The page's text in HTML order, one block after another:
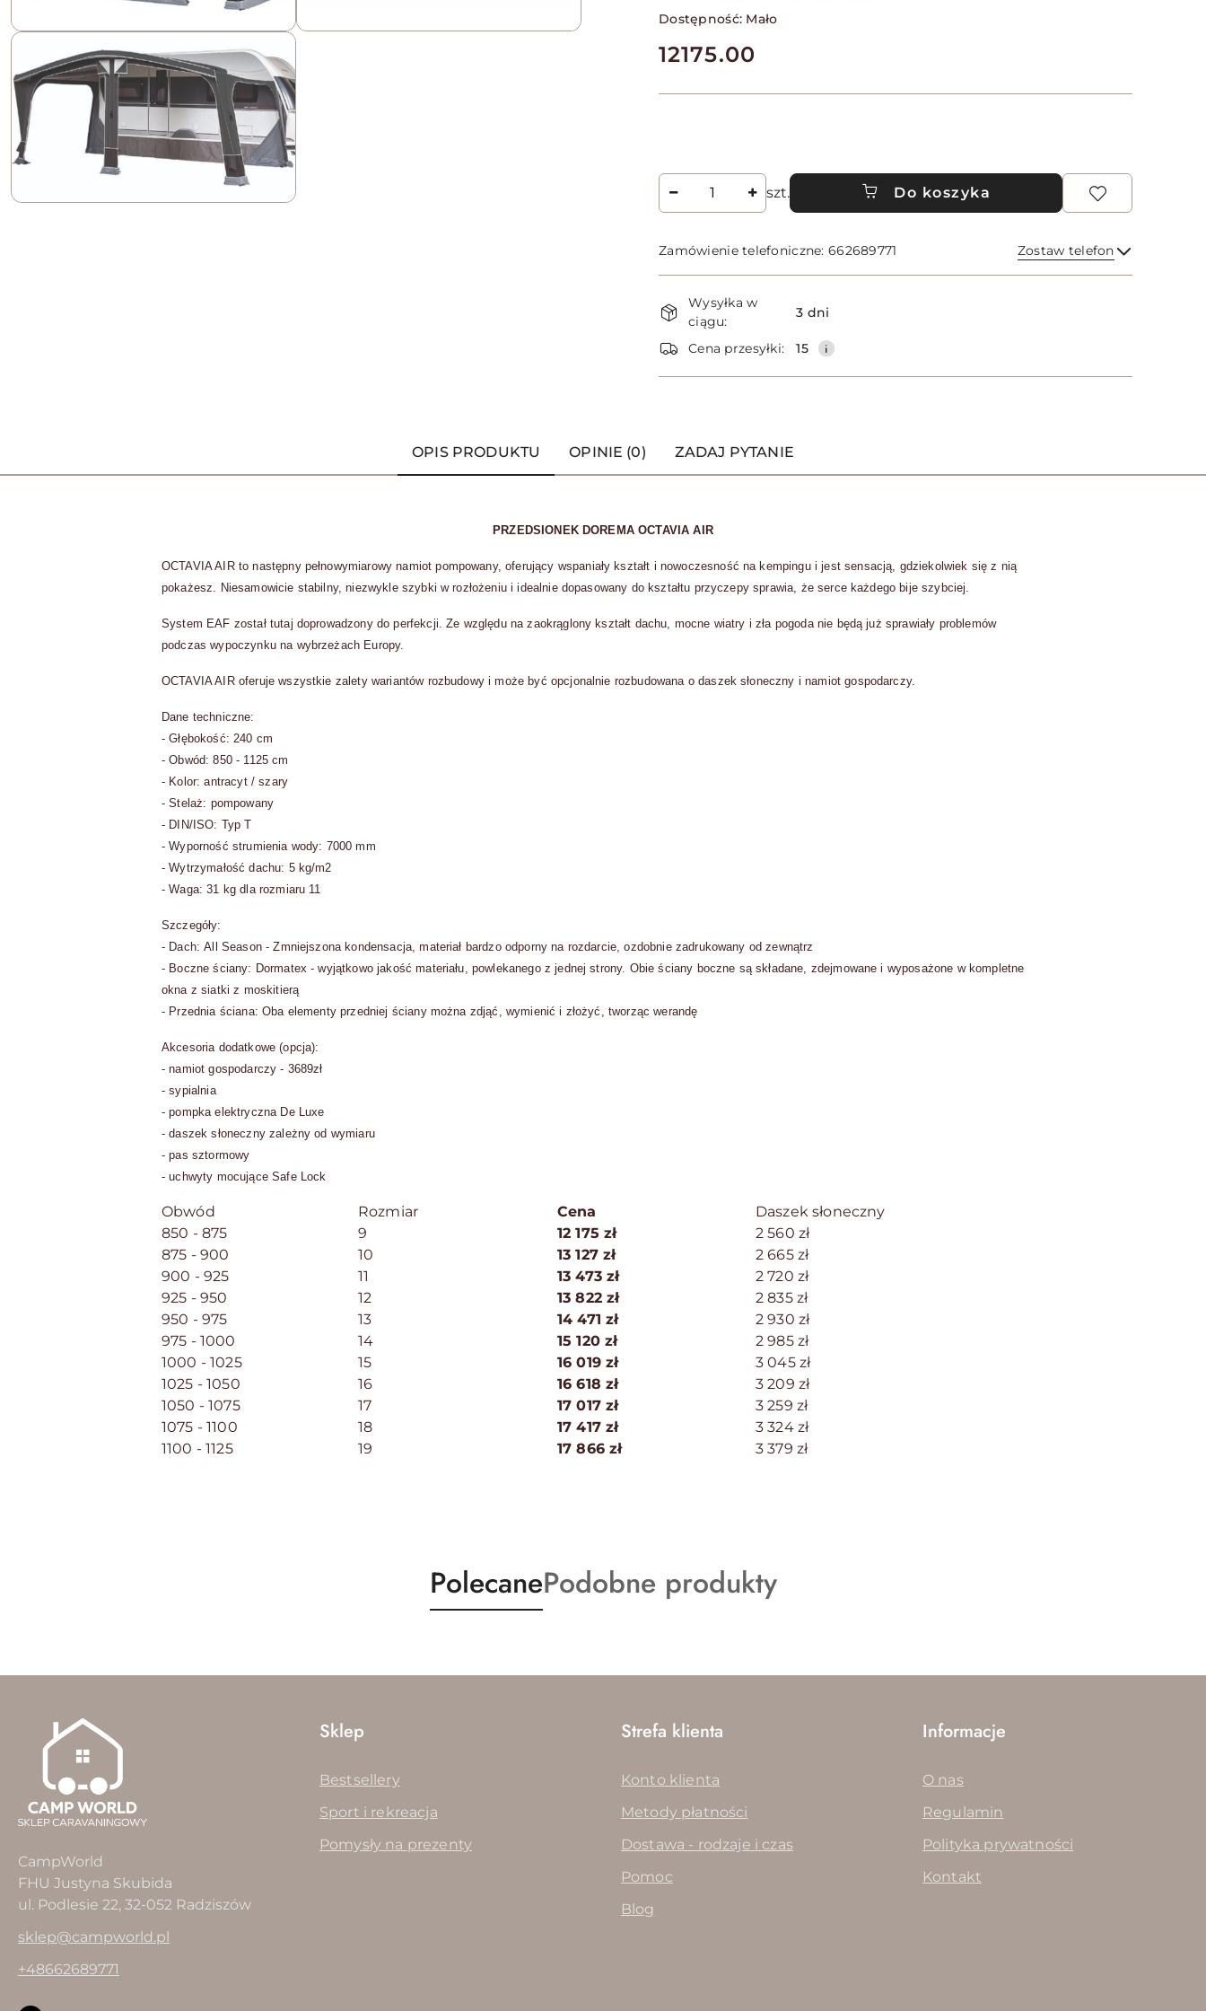
Dostępność: Mało
cena:
12175.00
Ilość
szt. Do koszyka
Zamówienie telefoniczne: 662689771 Zostaw telefon
Wyślij
Dostępność
i
dostawa
Wysyłka w
ciągu:
3 dni
Cena przesyłki: 15
OPIS PRODUKTU OPINIE (0) ZADAJ PYTANIE
PRZEDSIONEK DOREMA OCTAVIA AIR
OCTAVIA AIR to następny pełnowymiarowy namiot pompowany, oferujący wspaniały kształt i nowoczesność na kempingu i jest sensacją, gdziekolwiek się z nią
pokażesz. Niesamowicie stabilny, niezwykle szybki w rozłożeniu i idealnie dopasowany do kształtu przyczepy sprawia, że serce każdego bije szybciej.
System EAF został tutaj doprowadzony do perfekcji. Ze względu na zaokrąglony kształt dachu, mocne wiatry i zła pogoda nie będą już sprawiały problemów
podczas wypoczynku na wybrzeżach Europy.
OCTAVIA AIR oferuje wszystkie zalety wariantów rozbudowy i może być opcjonalnie rozbudowana o daszek słoneczny i namiot gospodarczy.
Dane techniczne:
- Głębokość: 240 cm
- Obwód: 850 - 1125 cm
- Kolor: antracyt / szary
- Stelaż: pompowany
- DIN/ISO: Typ T
- Wyporność strumienia wody: 7000 mm
- Wytrzymałość dachu: 5 kg/m2
- Waga: 31 kg dla rozmiaru 11
Szczegóły:
- Dach: All Season - Zmniejszona kondensacja, materiał bardzo odporny na rozdarcie, ozdobnie zadrukowany od zewnątrz
- Boczne ściany: Dormatex - wyjątkowo jakość materiału, powlekanego z jednej strony. Obie ściany boczne są składane, zdejmowane i wyposażone w kompletne
okna z siatki z moskitierą
- Przednia ściana: Oba elementy przedniej ściany można zdjąć, wymienić i złożyć, tworząc werandę
Akcesoria dodatkowe (opcja):
- namiot gospodarczy - 3689zł
- sypialnia
- pompka elektryczna De Luxe
- daszek słoneczny zależny od wymiaru
- pas sztormowy
- uchwyty mocujące Safe Lock
Obwód Rozmiar Cena
Daszek słoneczny
850 - 875
9 12 175 zł
2 560 zł
875 - 900
10 13 127 zł
2 665 zł
900 - 925
11 13 473 zł
2 720 zł
925 - 950
12 13 822 zł
2 835 zł
950 - 975
13 14 471 zł
2 930 zł
975 - 1000
14 15 120 zł
2 985 zł
1000 - 1025
15 16 019 zł
3 045 zł
1025 - 1050
16 16 618 zł
3 209 zł
1050 - 1075
17 17 017 zł
3 259 zł
1075 - 1100
18 17 417 zł
3 324 zł
1100 - 1125
19 17 866 zł 3 379 zł
Produkty
o
PolecaneProdukty
o
Podobne produkty
CampWorld
FHU Justyna Skubida
ul. Podlesie 22, 32-052 Radziszów
sklep@campworld.pl
+48662689771
Sklep
Bestsellery
Sport i rekreacja
Pomysły na prezenty
Strefa klienta
Konto klienta
Metody płatności
Dostawa - rodzaje i czas
Pomoc
Blog
Informacje
O nas
Regulamin
Polityka prywatności
Kontakt